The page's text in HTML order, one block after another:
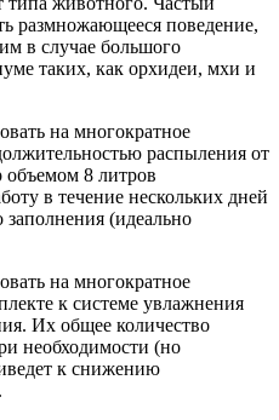
размножающееся поведение,
в случае большого
таких, как орхидеи, мхи и
на многократное
распыления от
объемом 8 литров
в течение нескольких дней
заполнения (идеально
на многократное
к системе увлажнения
Их общее количество
необходимости (но
к снижению